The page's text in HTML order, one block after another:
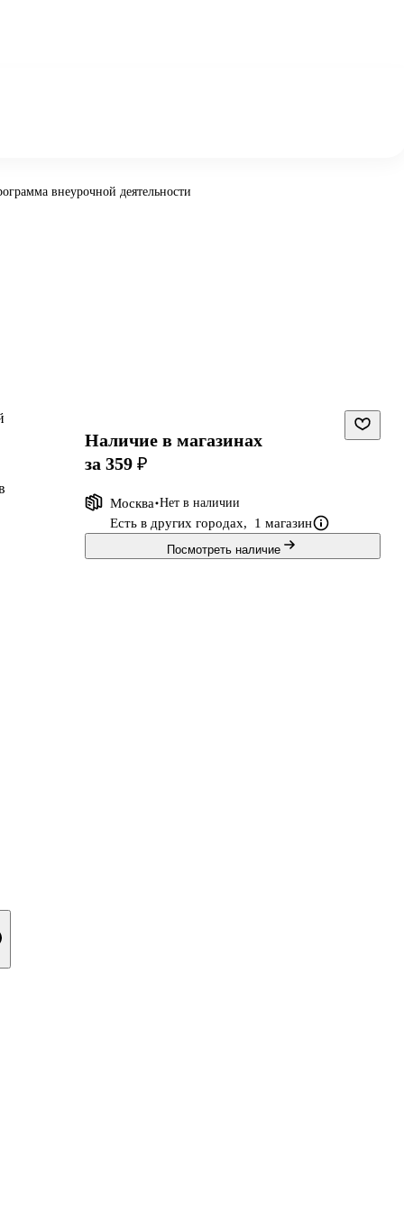
внеурочной деятельности
Наличие в магазинах
за 359 ₽
Москва Нет в наличии
Есть в других городах, 1 магазин
Посмотреть наличие